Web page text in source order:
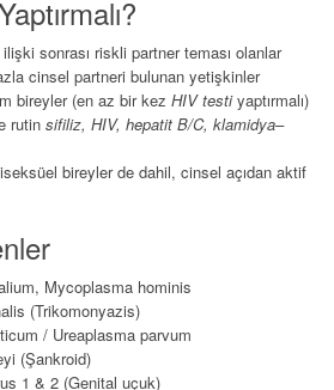
sonrası riskli partner teması olanlar
cinsel partneri bulunan yetişkinler
bireyler (en az bir kez HIV testiyaptırmalı)
rutin sifiliz, HIV, hepatit B/C, klamidya–
bireyler de dahil, cinsel açıdan aktif
Mycoplasma hominis
(Trikomonyazis)
/ Ureaplasma parvum
(Şankroid)
1 & 2 (Genital uçuk)